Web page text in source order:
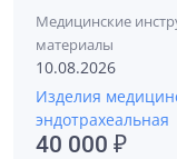
Медицинские
материалы
10.08.2026
Изделия
эндотрахеальная
40 000 ₽